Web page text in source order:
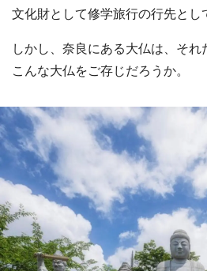
文化財として修学旅行の行先とし
しかし、奈良にある大仏は、それ
こんな大仏をご存じだろうか。